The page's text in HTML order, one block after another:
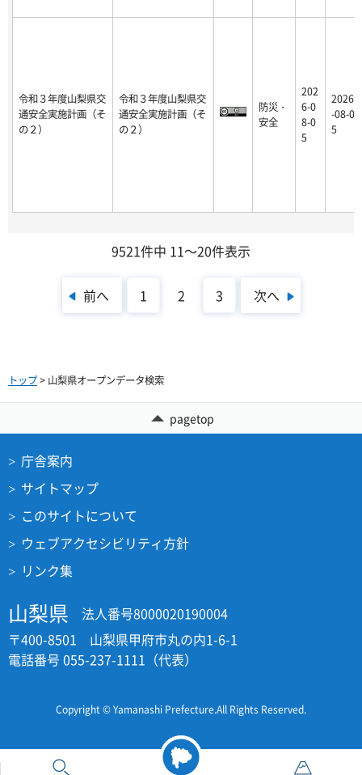
令和３年度山梨県交
通安全実施計画（そ
の２）
令和３年度山梨県交
通安全実施計画（そ
の２）
防災・
安全
202
6-0
8-0
5
2026
-08-0
5
9521件中 11～20件表示
前へ 1 2 3 次へ
トップ> 山梨県オープンデータ検索
pagetop
庁舎案内
サイトマップ
このサイトについて
ウェブアクセシビリティ方針
リンク集
山梨県
法人番号8000020190004
〒400-8501 山梨県甲府市丸の内1-6-1
電話番号 055-237-1111（代表）
Copyright © Yamanashi Prefecture.All Rights Reserved.